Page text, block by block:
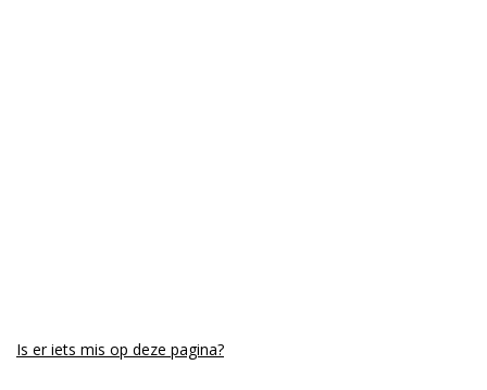
Is er iets mis op deze pagina?